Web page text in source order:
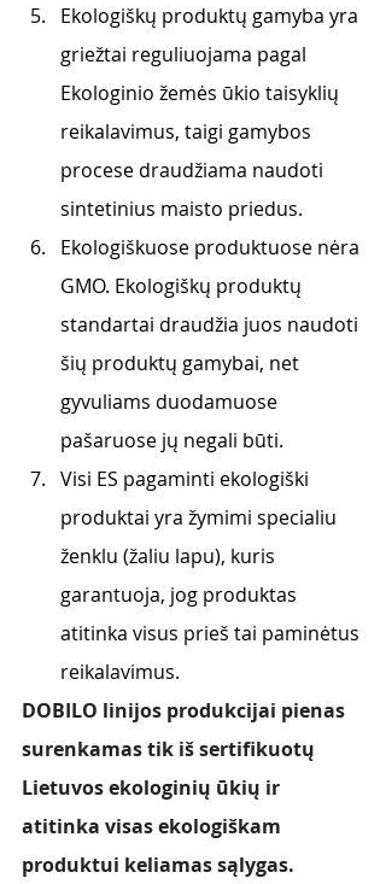
Ekologiškų produktų gamyba yra
griežtai reguliuojama pagal
Ekologinio žemės ūkio taisyklių
reikalavimus, taigi gamybos
procese draudžiama naudoti
sintetinius maisto priedus.
Ekologiškuose produktuose nėra
GMO. Ekologiškų produktų
standartai draudžia juos naudoti
šių produktų gamybai, net
gyvuliams duodamuose
pašaruose jų negali būti.
Visi ES pagaminti ekologiški
produktai yra žymimi specialiu
ženklu (žaliu lapu), kuris
garantuoja, jog produktas
atitinka visus prieš tai paminėtus
reikalavimus.
DOBILO linijos produkcijai pienas
surenkamas tik iš sertifikuotų
Lietuvos ekologinių ūkių ir
atitinka visas ekologiškam
produktui keliamas sąlygas.